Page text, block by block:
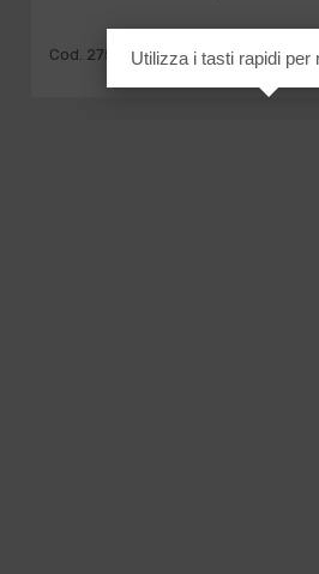
Cod. 27532Utilizza i tasti rapidi per